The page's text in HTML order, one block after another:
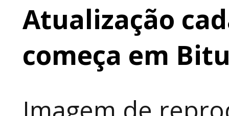
Atualização
começa em